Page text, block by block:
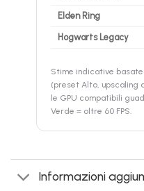
Elden Ring
Hogwarts Legacy
Stime indicative
(preset Alto, upscaling
le GPU compatibili
Verde = oltre 60 FPS.
Informazioni